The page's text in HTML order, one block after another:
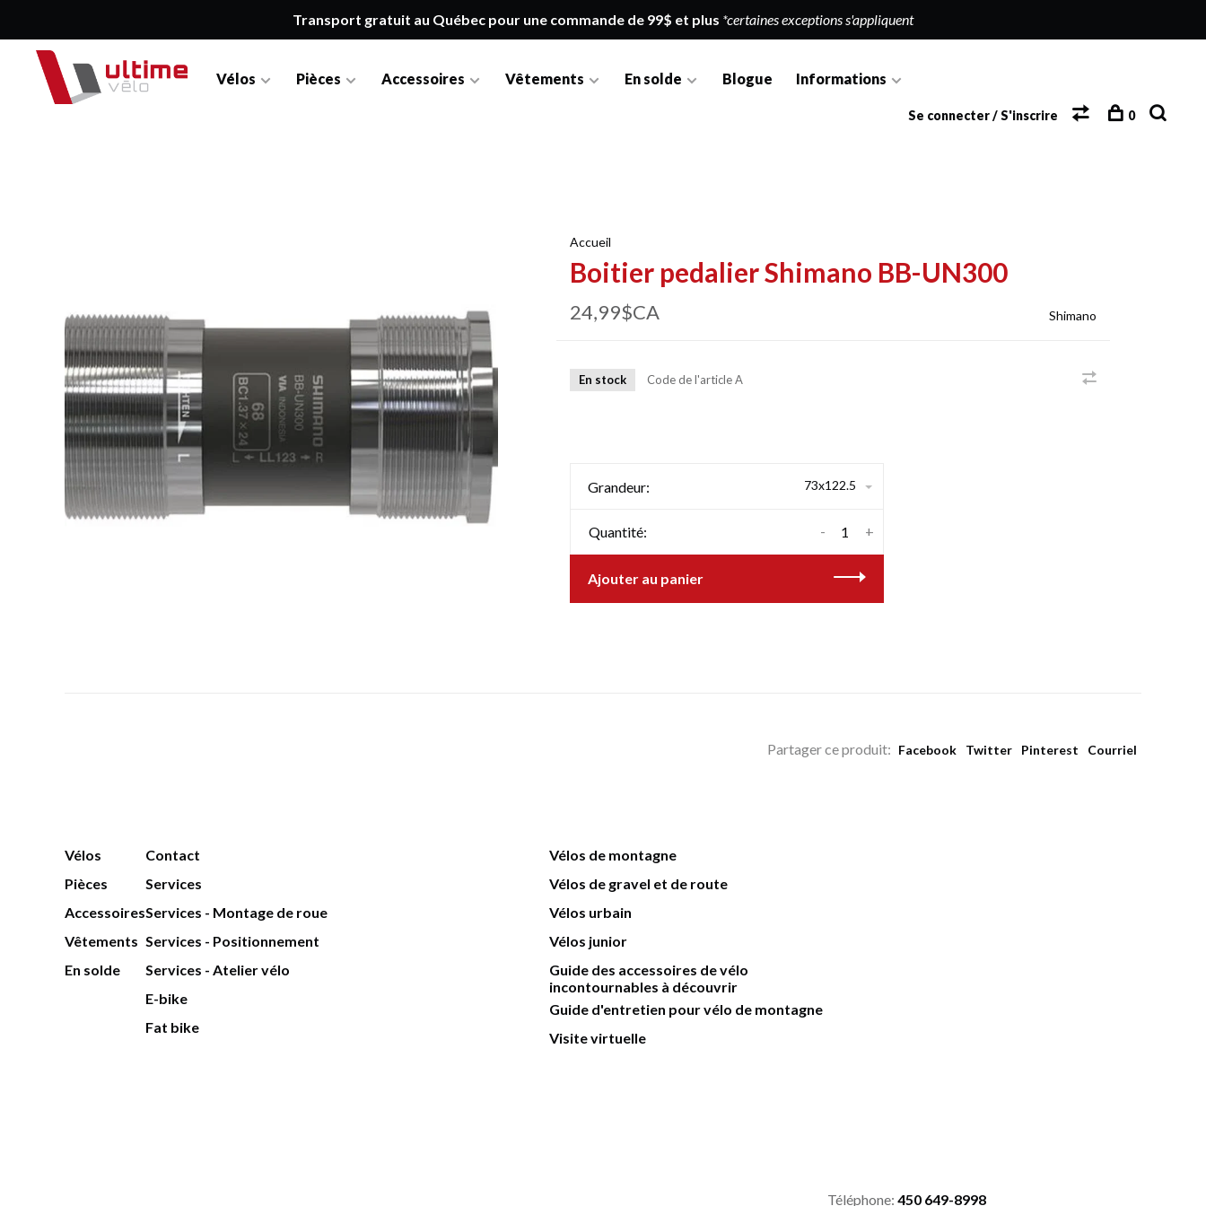
Transport gratuit au Québec pour une commande de 99$ et plus *certaines exceptions s'appliquent
Vélos Pièces Accessoires Vêtements En solde Blogue Informations
Se connecter / S'inscrire 0
Accueil
Boitier pedalier Shimano BB-UN300
24,99$CA Shimano
En stock Code de l'articleA
Grandeur: 73x122.5
Quantité: +
-
Ajouter au panier
Partager ce produit: Facebook Twitter Pinterest Courriel
Vélos
Pièces
Accessoires
Vêtements
En solde
Contact
Services
Services - Montage de roue
Services - Positionnement
Services - Atelier vélo
E-bike
Fat bike
Vélos de montagne
Vélos de gravel et de route
Vélos urbain
Vélos junior
Guide des accessoires de vélo
incontournables à découvrir
Guide d'entretien pour vélo de montagne
Visite virtuelle
Téléphone: 450 649-8998